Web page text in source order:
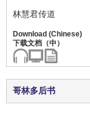
林慧君传道
哥林多后书